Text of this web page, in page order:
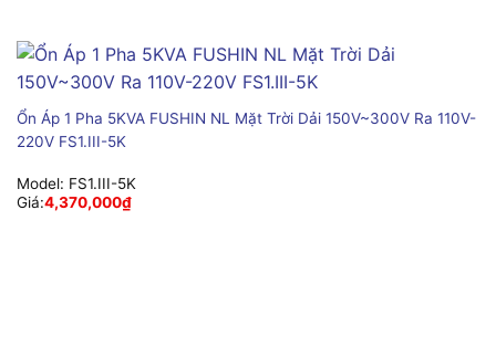
Ổn Áp 1 Pha 5KVA FUSHIN NL Mặt Trời Dải 150V~300V Ra 110V-
220V FS1.III-5K
Model: FS1.III-5K
Giá:4,370,000₫